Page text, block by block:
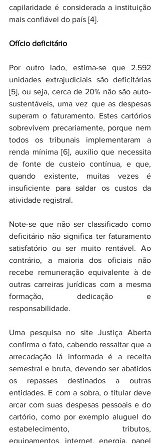
capilaridade é considerada a instituição
mais confiável do país [4].
Ofício deficitário
Por outro lado, estima-se que 2.592
unidades extrajudiciais são deficitárias
[5], ou seja, cerca de 20% não são auto-
sustentáveis, uma vez que as despesas
superam o faturamento. Estes cartórios
sobrevivem precariamente, porque nem
todos os tribunais implementaram a
renda mínima [6], auxílio que necessita
de fonte de custeio contínua, e que,
quando existente, muitas vezes é
insuficiente para saldar os custos da
atividade registral.
Note-se que não ser classificado como
deficitário não significa ter faturamento
satisfatório ou ser muito rentável. Ao
contrário, a maioria dos oficiais não
recebe remuneração equivalente à de
outras carreiras jurídicas com a mesma
formação, dedicação e
responsabilidade.
Uma pesquisa no site Justiça Aberta
confirma o fato, cabendo ressaltar que a
arrecadação lá informada é a receita
semestral e bruta, devendo ser abatidos
os repasses destinados a outras
entidades. E com a sobra, o titular deve
arcar com suas despesas pessoais e do
cartório, como por exemplo aluguel do
estabelecimento, tributos,
equipamentos, internet, energia, papel